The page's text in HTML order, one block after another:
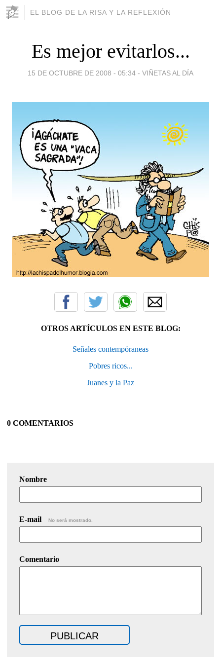
EL BLOG DE LA RISA Y LA REFLEXIÓN
Es mejor evitarlos...
15 DE OCTUBRE DE 2008 - 05:34 - VIÑETAS AL DÍA
OTROS ARTÍCULOS EN ESTE BLOG:
Señales contempóraneas
Pobres ricos...
Juanes y la Paz
0 COMENTARIOS
Nombre
E-mail No será mostrado.
Comentario